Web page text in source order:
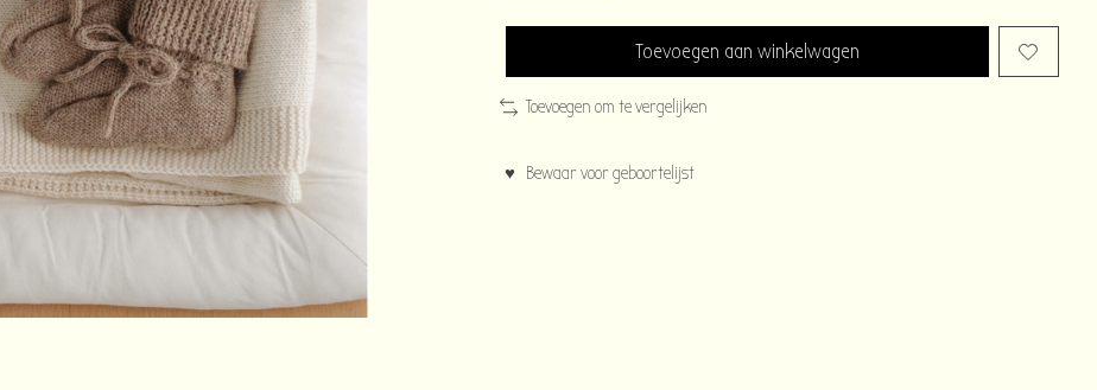
Toevoegen aan winkelwagen
Toevoegen om te vergelijken
♥ Bewaar voor geboortelijst